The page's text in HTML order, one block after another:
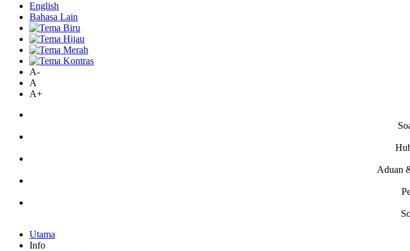
English
Bahasa Lain
A-
A
A+
Aduan
Utama
Info